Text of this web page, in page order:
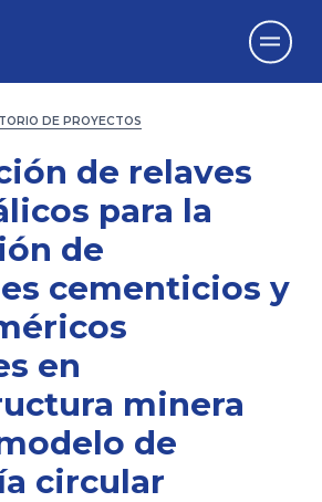
DE PROYECTOS
de relaves
para la
de
cementicios y
en
minera
de
circular